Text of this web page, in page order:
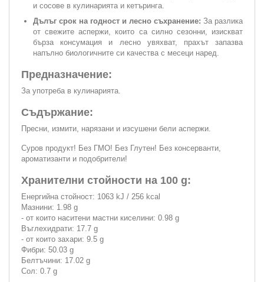
и сосове в кулинарията и кетъринга.
Дълъг срок на годност и лесно съхранение: За разлика
от свежите аспержи, които са силно сезонни, изискват
бърза консумация и лесно увяхват, прахът запазва
напълно биологичните си качества с месеци наред.
Предназначение:
За употреба в кулинарията.
Съдържание:
Пресни, измити, нарязани и изсушени бели аспержи.
Суров продукт! Без ГМО! Без Глутен! Без консерванти,
ароматизанти и подобрители!
Хранителни стойности на 100 g:
Енергийна стойност: 1063 kJ / 256 kcal
Мазнини: 1.98 g
- от които наситени мастни киселини: 0.98 g
Въглехидрати: 17.7 g
- от които захари: 9.5 g
Фибри: 50.03 g
Белтъчини: 17.02 g
Сол: 0.7 g